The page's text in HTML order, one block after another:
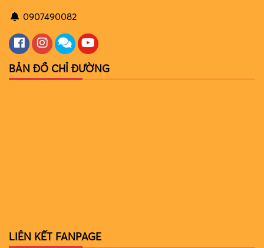
0907490082
BẢN ĐỒ CHỈ ĐƯỜNG
LIÊN KẾT FANPAGE